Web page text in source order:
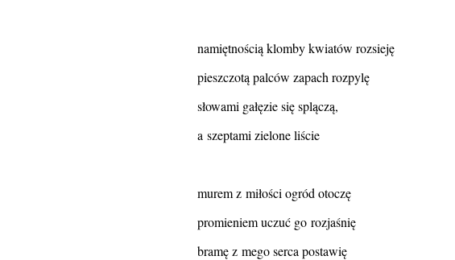
namiętnością klomby kwiatów rozsieję
pieszczotą palców zapach rozpylę
słowami gałęzie się splączą,
a szeptami zielone liście
murem z miłości ogród otoczę
promieniem uczuć go rozjaśnię
bramę z mego serca postawię